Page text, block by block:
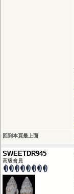
回到本頁最上面
SWEETDR945
高級會員